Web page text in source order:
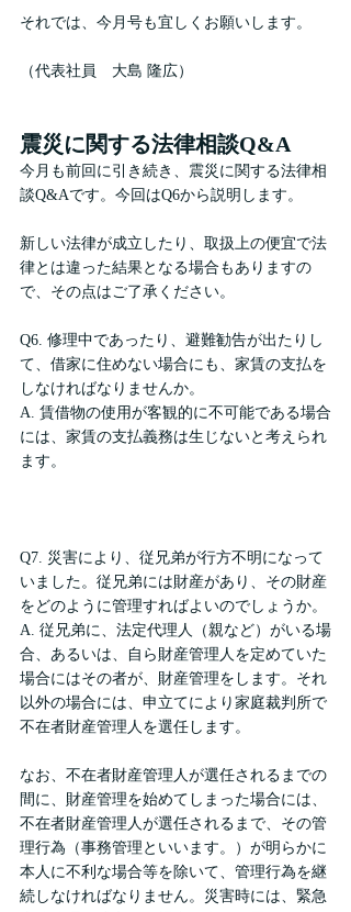
それでは、今月号も宜しくお願いします。
（代表社員　大島 隆広）
震災に関する法律相談Q&A
今月も前回に引き続き、震災に関する法律相
談Q&Aです。今回はQ6から説明します。
新しい法律が成立したり、取扱上の便宜で法
律とは違った結果となる場合もありますの
で、その点はご了承ください。
Q6. 修理中であったり、避難勧告が出たりし
て、借家に住めない場合にも、家賃の支払を
しなければなりませんか。
A. 賃借物の使用が客観的に不可能である場合
には、家賃の支払義務は生じないと考えられ
ます。
Q7. 災害により、従兄弟が行方不明になって
いました。従兄弟には財産があり、その財産
をどのように管理すればよいのでしょうか。
A. 従兄弟に、法定代理人（親など）がいる場
合、あるいは、自ら財産管理人を定めていた
場合にはその者が、財産管理をします。それ
以外の場合には、申立てにより家庭裁判所で
不在者財産管理人を選任します。
なお、不在者財産管理人が選任されるまでの
間に、財産管理を始めてしまった場合には、
不在者財産管理人が選任されるまで、その管
理行為（事務管理といいます。）が明らかに
本人に不利な場合等を除いて、管理行為を継
続しなければなりません。災害時には、緊急